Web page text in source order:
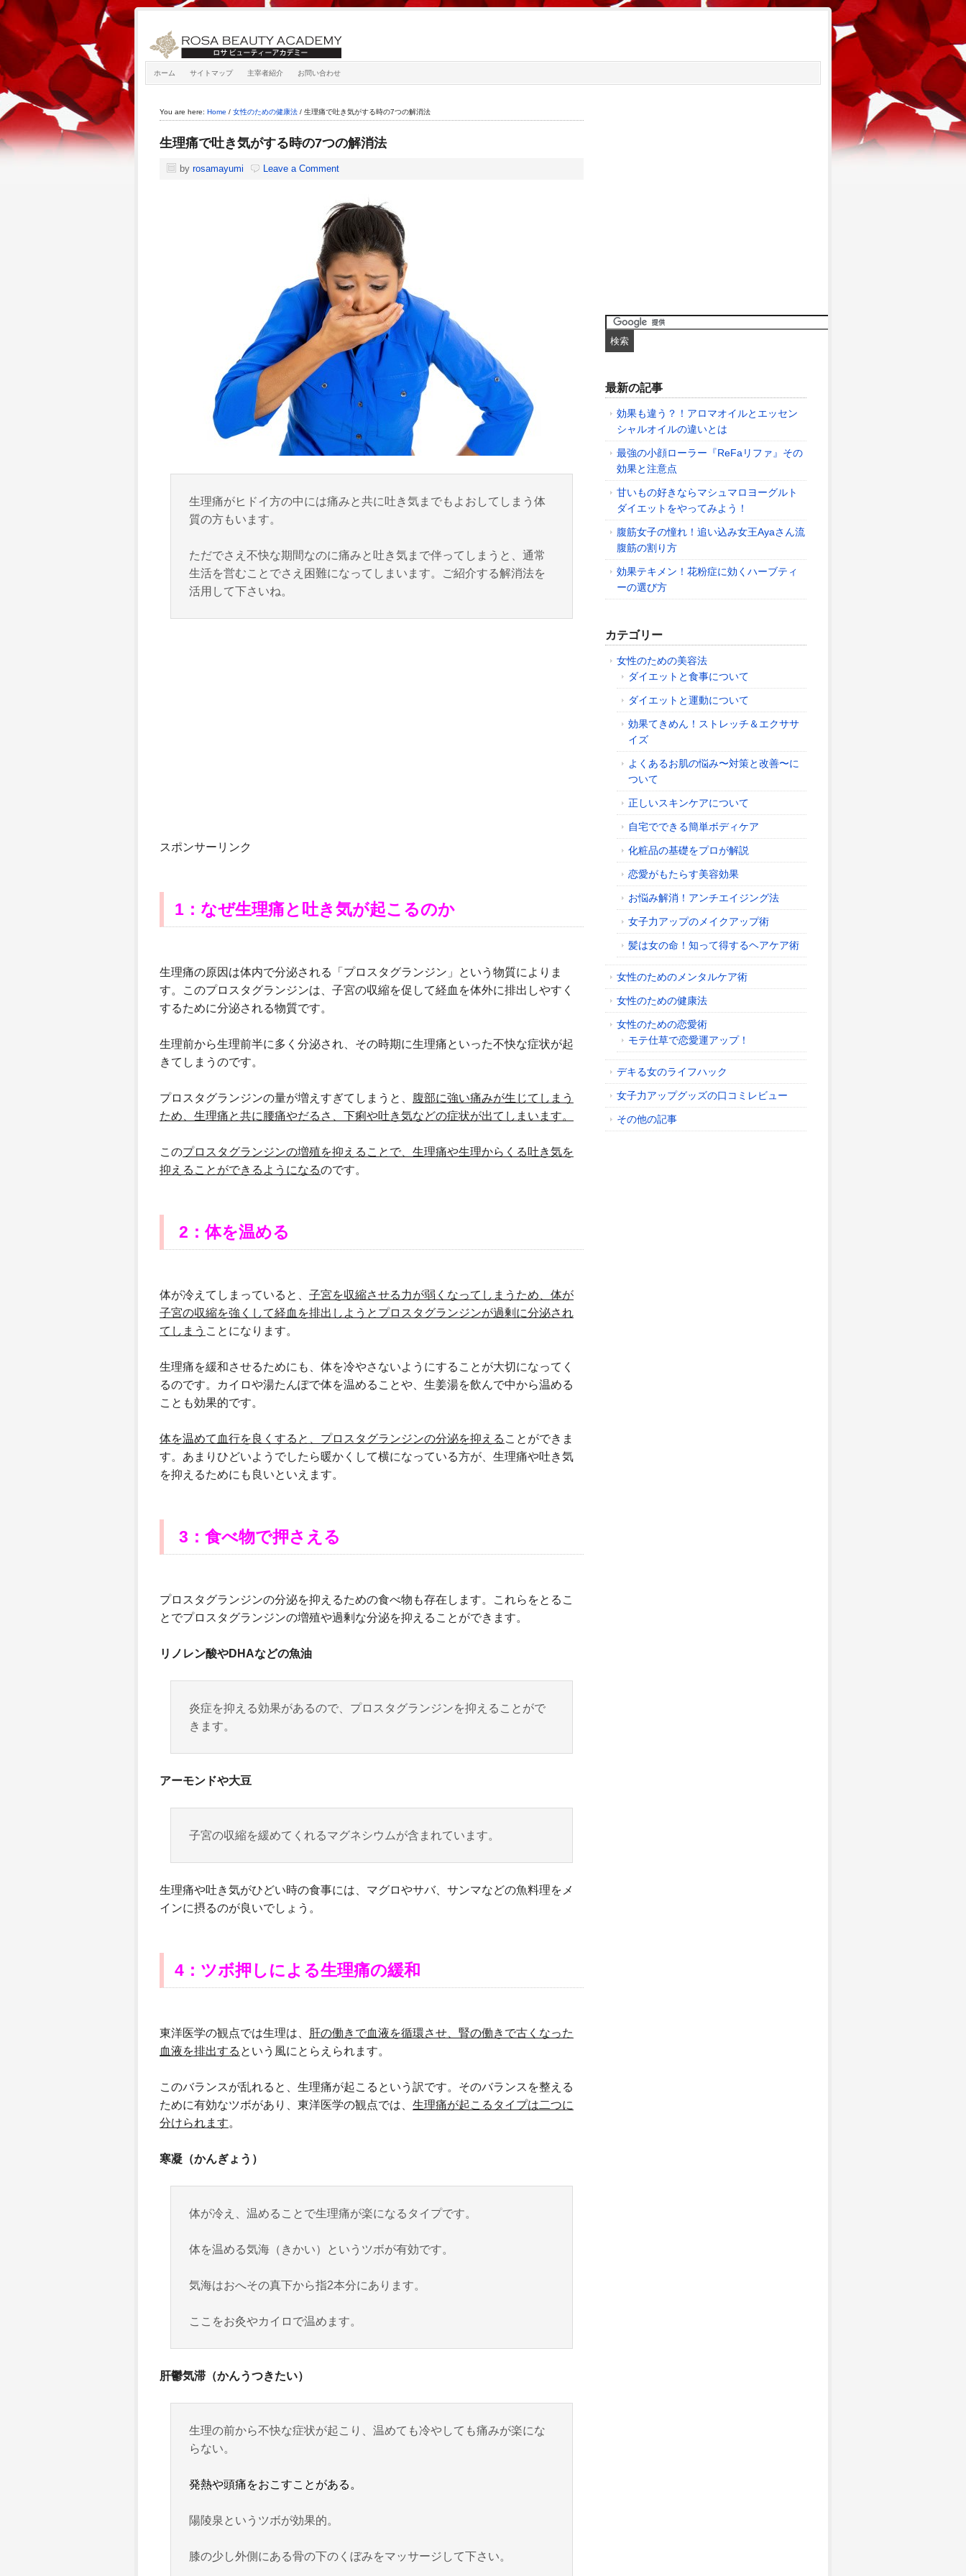
ホーム サイトマップ 主宰者紹介 お問い合わせ
You are here: Home / 女性のための健康法 / 生理痛で吐き気がする時の7つの解消法
生理痛で吐き気がする時の7つの解消法
by rosamayumi Leave a Comment
生理痛がヒドイ方の中には痛みと共に吐き気までもよおしてしまう体
質の方もいます。
ただでさえ不快な期間なのに痛みと吐き気まで伴ってしまうと、通常
生活を営むことでさえ困難になってしまいます。ご紹介する解消法を
活用して下さいね。
スポンサーリンク
1 ：なぜ生理痛と吐き気が起こるのか
生理痛の原因は体内で分泌される「プロスタグランジン」という物質によりま
す。このプロスタグランジンは、子宮の収縮を促して経血を体外に排出しやすく
するために分泌される物質です。
生理前から生理前半に多く分泌され、その時期に生理痛といった不快な症状が起
きてしまうのです。
プロスタグランジンの量が増えすぎてしまうと、 腹部に強い痛みが生じてしまう
ため、生理痛と共に腰痛やだるさ、下痢や吐き気などの症状が出てしまいます。
このプロスタグランジンの増殖を抑えることで、生理痛や生理からくる吐き気を
抑えることができるようになるのです。
2 ：体を温める
体が冷えてしまっていると、 子宮を収縮させる力が弱くなってしまうため、体が
子宮の収縮を強くして経血を排出しようとプロスタグランジンが過剰に分泌され
てしまう ことになります。
生理痛を緩和させるためにも、体を冷やさないようにすることが大切になってく
るのです。カイロや湯たんぽで体を温めることや、生姜湯を飲んで中から温める
ことも効果的です。
体を温めて血行を良くすると、プロスタグランジンの分泌を抑える ことができま
す。あまりひどいようでしたら暖かくして横になっている方が、生理痛や吐き気
を抑えるためにも良いといえます。
3 ：食べ物で押さえる
プロスタグランジンの分泌を抑えるための食べ物も存在します。これらをとるこ
とでプロスタグランジンの増殖や過剰な分泌を抑えることができます。
リノレン酸やDHAなどの魚油
炎症を抑える効果があるので、プロスタグランジンを抑えることがで
きます。
アーモンドや大豆
子宮の収縮を緩めてくれるマグネシウムが含まれています。
生理痛や吐き気がひどい時の食事には、マグロやサバ、サンマなどの魚料理をメ
インに摂るのが良いでしょう。
4 ：ツボ押しによる生理痛の緩和
東洋医学の観点では生理は、
肝の働きで血液を循環させ、腎の働きで古くなった
血液を排出する という風にとらえられます。
このバランスが乱れると、生理痛が起こるという訳です。そのバランスを整える
ために有効なツボがあり、東洋医学の観点では、 生理痛が起こるタイプは二つに
分けられます。
寒凝（かんぎょう）
体が冷え、温めることで生理痛が楽になるタイプです。
体を温める気海（きかい）というツボが有効です。
気海はおへその真下から指2本分にあります。
ここをお灸やカイロで温めます。
肝鬱気滞（かんうつきたい）
生理の前から不快な症状が起こり、温めても冷やしても痛みが楽にな
らない。
発熱や頭痛をおこすことがある。
陽陵泉というツボが効果的。
膝の少し外側にある骨の下のくぼみをマッサージして下さい。
最新の記事
効果も違う？！アロマオイルとエッセン
シャルオイルの違いとは
最強の小顔ローラー『ReFaリファ』その
効果と注意点
甘いもの好きならマシュマロヨーグルト
ダイエットをやってみよう！
腹筋女子の憧れ！追い込み女王Ayaさん流
腹筋の割り方
効果テキメン！花粉症に効くハーブティ
ーの選び方
カテゴリー
女性のための美容法
ダイエットと食事について
ダイエットと運動について
効果てきめん！ストレッチ＆エクササ
イズ
よくあるお肌の悩み〜対策と改善〜に
ついて
正しいスキンケアについて
自宅でできる簡単ボディケア
化粧品の基礎をプロが解説
恋愛がもたらす美容効果
お悩み解消！アンチエイジング法
女子力アップのメイクアップ術
髪は女の命！知って得するヘアケア術
女性のためのメンタルケア術
女性のための健康法
女性のための恋愛術
モテ仕草で恋愛運アップ！
デキる女のライフハック
女子力アップグッズの口コミレビュー
その他の記事